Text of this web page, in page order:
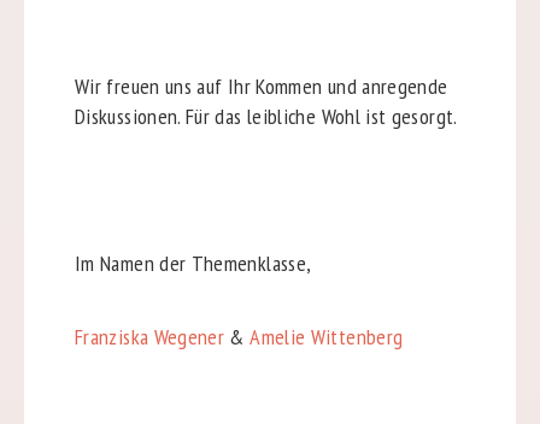
Wir freuen uns auf Ihr Kommen und anregende
Diskussionen. Für das leibliche Wohl ist gesorgt.
Im Namen der Themenklasse,
Franziska Wegener &Amelie Wittenberg